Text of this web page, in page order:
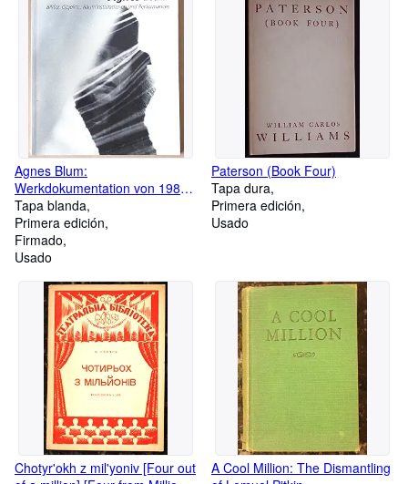
Agnes Blum:
Werkdokumentation von 1984
bis 1989 / Bilder, Objekte,
Rauminstallatonen und
Performances (German
Edition)
Tapa blanda
Primera edición
Firmado
Usado
Paterson (Book Four)
Tapa dura
Primera edición
Usado
Chotyr'okh z mil'yoniv [Four out
A Cool Million: The Dismantling